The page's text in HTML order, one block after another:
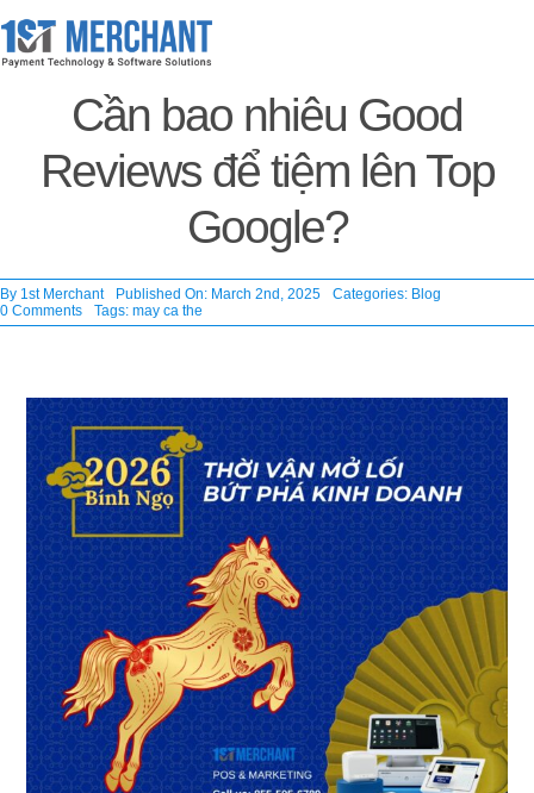
Skip
to
Cần bao nhiêu Good
Reviews để tiệm lên Top
Google?
By 1st Merchant Published On: March 2nd, 2025 Categories: Blog
0 Commentson
Cần
để
tiệm
lên
Top
Google?
Tags: may ca the